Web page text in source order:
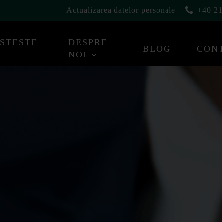
Actualizarea datelor personale +40
DESPRE
NOI
BLOG